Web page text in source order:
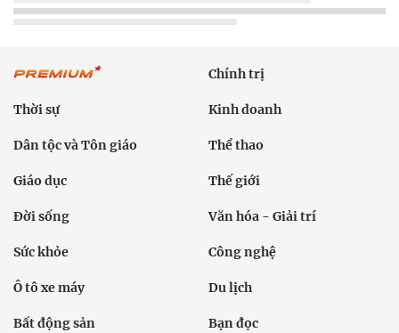
Chính trị
Thời sự Kinh doanh
Dân tộc và Tôn giáo Thể thao
Giáo dục Thế giới
Đời sống Văn hóa - Giải trí
Sức khỏe Công nghệ
Ô tô xe máy Du lịch
Bất động sản Bạn đọc